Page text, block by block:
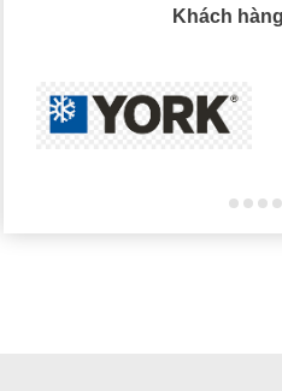
Khách